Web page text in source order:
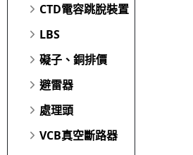
CTD電容跳脫裝置
LBS
礙子、銅排價
避雷器
處理頭
VCB真空斷路器